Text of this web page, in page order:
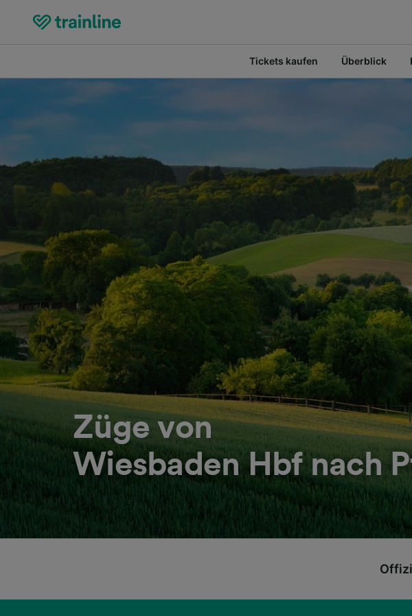
Tickets kaufen Überblick
Züge von
Wiesbaden Hbf nach